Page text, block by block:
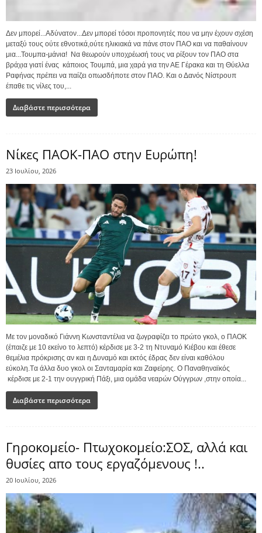
Δεν μπορεί...Αδύνατον...Δεν μπορεί τόσοι προπονητές που να μην έχουν σχέση
μεταξύ τους ούτε εθνοτικά,ούτε ηλικιακά να πάνε στον ΠΑΟ και να παθαίνουν
μια...Τουμπα-μάνια! Να θεωρούν υποχρέωσή τους να ρίξουν τον ΠΑΟ στα
βράχια γιατί ένας κάποιος Τουμπά, μια χαρά για την ΑΕ Γέρακα και τη Θύελλα
Ραφήνας πρέπει να παίζει οπωσδήποτε στον ΠΑΟ. Και ο Δανός Νίστρουπ
έπαθε τις νίλες του,...
Διαβάστε περισσότερα
Νίκες ΠΑΟΚ-ΠΑΟ στην Ευρώπη!
23 Ιουλίου, 2026
Με τον μοναδικό Γιάννη Κωνσταντέλια να ζωγραφίζει το πρώτο γκολ, ο ΠΑΟΚ
(έπαιζε με 10 εκείνο το λεπτό) κέρδισε με 3-2 τη Ντυναμό Κιέβου και έθεσε
θεμέλια πρόκρισης αν και η Δυναμό και εκτός έδρας δεν είναι καθόλου
εύκολη.Tα άλλα δυο γκολ οι Σανταμαρία και Ζαφείρης. Ο Παναθηναϊκός
κέρδισε με 2-1 την ουγγρική Πάξι, μια ομάδα νεαρών Ούγγρων ,στην οποία...
Διαβάστε περισσότερα
Γηροκομείο- Πτωχοκομείο:ΣΟΣ, αλλά και
θυσίες απο τους εργαζόμενους !..
20 Ιουλίου, 2026